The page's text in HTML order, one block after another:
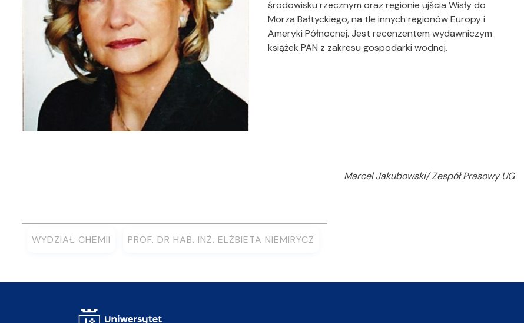
środowisku rzecznym oraz regionie ujścia Wisły do
Morza Bałtyckiego, na tle innych regionów Europy i
Ameryki Północnej. Jest recenzentem wydawniczym
książek PAN z zakresu gospodarki wodnej.
Marcel Jakubowski/ Zespół Prasowy UG
WYDZIAŁ CHEMII PROF. DR HAB. INŻ. ELŻBIETA NIEMIRYCZ